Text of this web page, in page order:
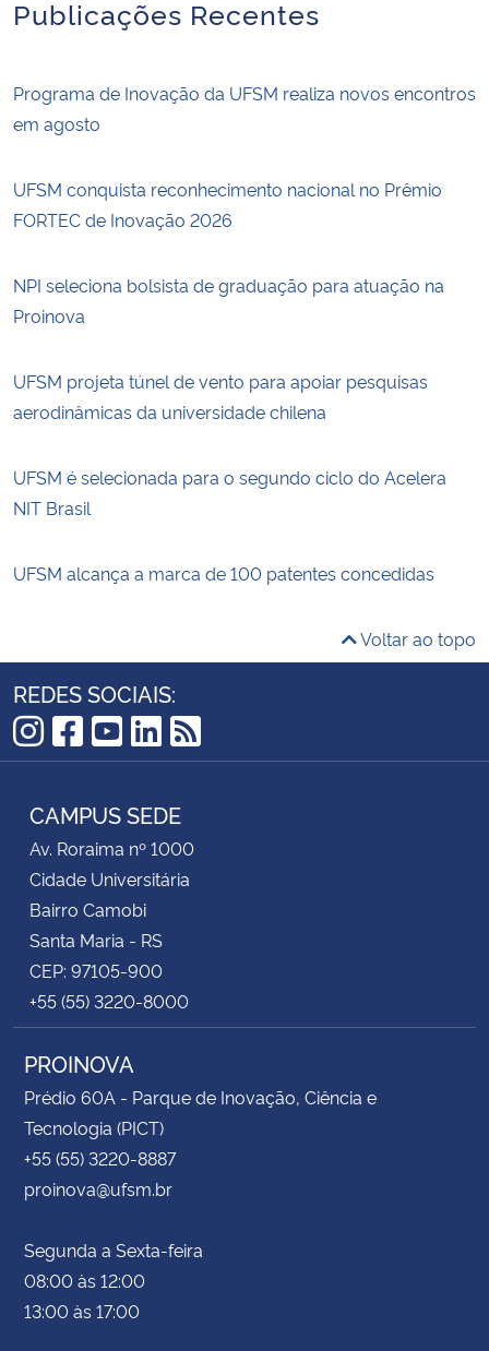
Publicações Recentes
Programa de Inovação da UFSM realiza novos encontros
em agosto
UFSM conquista reconhecimento nacional no Prêmio
FORTEC de Inovação 2026
NPI seleciona bolsista de graduação para atuação na
Proinova
UFSM projeta túnel de vento para apoiar pesquisas
aerodinâmicas da universidade chilena
UFSM é selecionada para o segundo ciclo do Acelera
NIT Brasil
UFSM alcança a marca de 100 patentes concedidas
Voltar ao topo
REDES SOCIAIS:
Instagram
Facebook
YouTube
LinkedIn
RSS
CAMPUS SEDE
Av. Roraima nº 1000
Cidade Universitária
Bairro Camobi
Santa Maria - RS
CEP: 97105-900
+55 (55) 3220-8000
PROINOVA
Prédio 60A - Parque de Inovação, Ciência e
Tecnologia (PICT)
+55 (55) 3220-8887
proinova@ufsm.br
Segunda a Sexta-feira
08:00 às 12:00
13:00 às 17:00